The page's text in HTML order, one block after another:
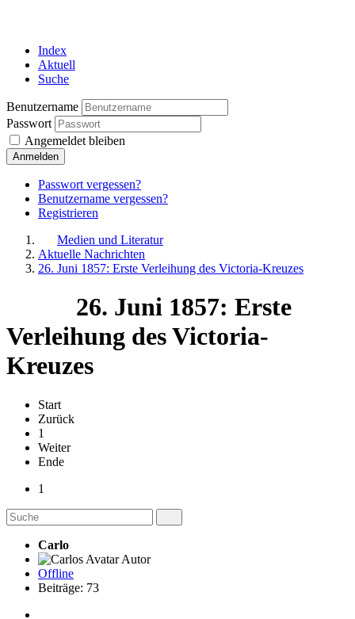
Index
Aktuell
Suche
Benutzername
Passwort
Angemeldet bleiben
Anmelden
Passwort vergessen?
Benutzername vergessen?
Registrieren
Medien und Literatur
Aktuelle Nachrichten
26. Juni 1857: Erste Verleihung des Victoria-Kreuzes
26. Juni 1857: Erste
Verleihung des Victoria-
Kreuzes
Start
Zurück
1
Weiter
Ende
1
Carlo
Autor
Offline
Beiträge: 73